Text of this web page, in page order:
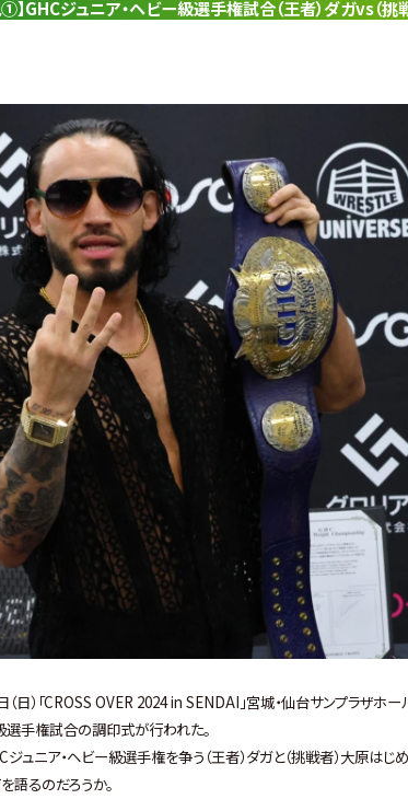
GHCジュニア・ヘビー級選手権試合（王者）ダガvs（
（日）「CROSS OVER 2024 in SENDAI」宮城・仙台サンプラザ
選手権試合の調印式が行われた。
ュニア・ヘビー級選手権を争う（王者）ダガと（挑戦者）大原はじめ
語るのだろうか。